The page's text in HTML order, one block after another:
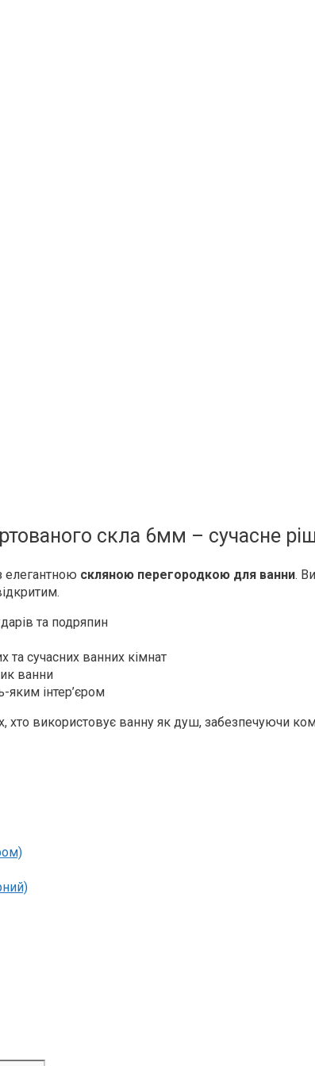
скла 6мм – сучасне
елегантною скляною перегородкою для ванни.
та подряпин
та сучасних ванних кімнат
ванни
яким інтер’єром
використовує ванну як душ, забезпечуючи